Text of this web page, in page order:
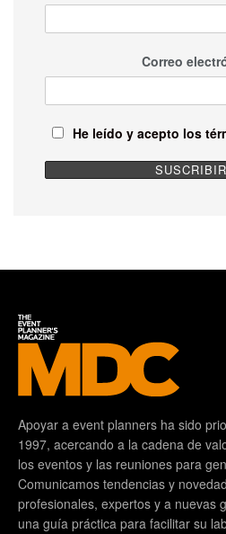
Correo
He leído y acepto los
Apoyar a event planners ha sido
1997, acercando a la cadena de
los eventos y las reuniones para
Comunicamos tendencias y
profesionales, expertos y a nuevas
una guía práctica para facilitar su